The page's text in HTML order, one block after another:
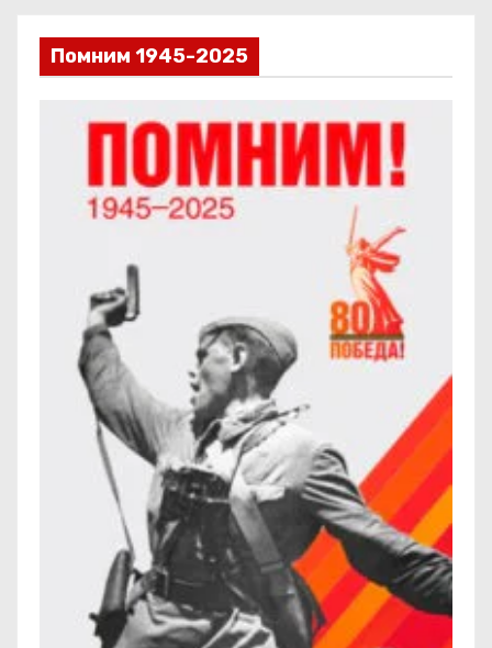
Помним 1945-2025